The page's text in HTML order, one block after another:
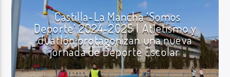
ÚLTIMA HORACastilla-La Mancha ‘Somos
Deporte’ 2024-2025 | Atletismo y
duatlón protagonizan una nueva
jornada de Deporte Escolar